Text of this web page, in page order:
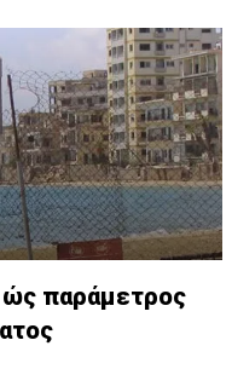
και διασφάλιση
σε όλα τα στάδια
νοητική ενδυνάμωση
παράμετρος